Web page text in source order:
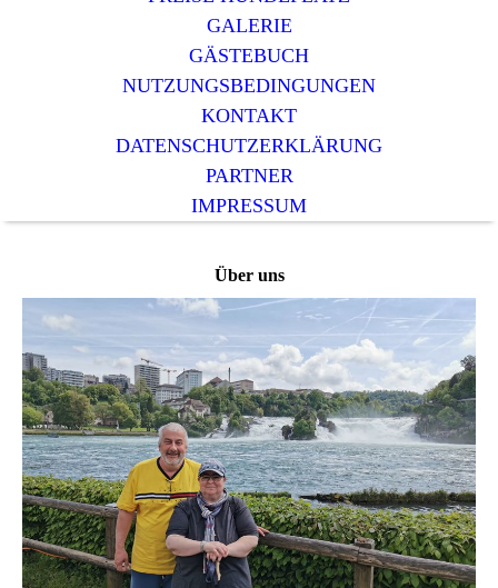
GALERIE
GÄSTEBUCH
NUTZUNGSBEDINGUNGEN
KONTAKT
DATENSCHUTZERKLÄRUNG
PARTNER
IMPRESSUM
Über uns